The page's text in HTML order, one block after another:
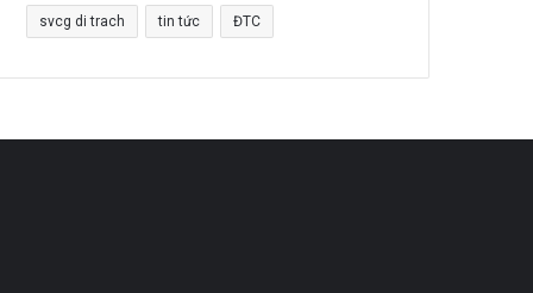
svcg di trach tin tức ĐTC